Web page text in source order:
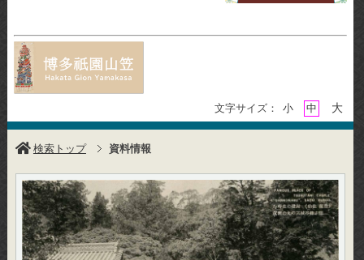
文字サイズ： 小 中 大
検索トップ 資料情報